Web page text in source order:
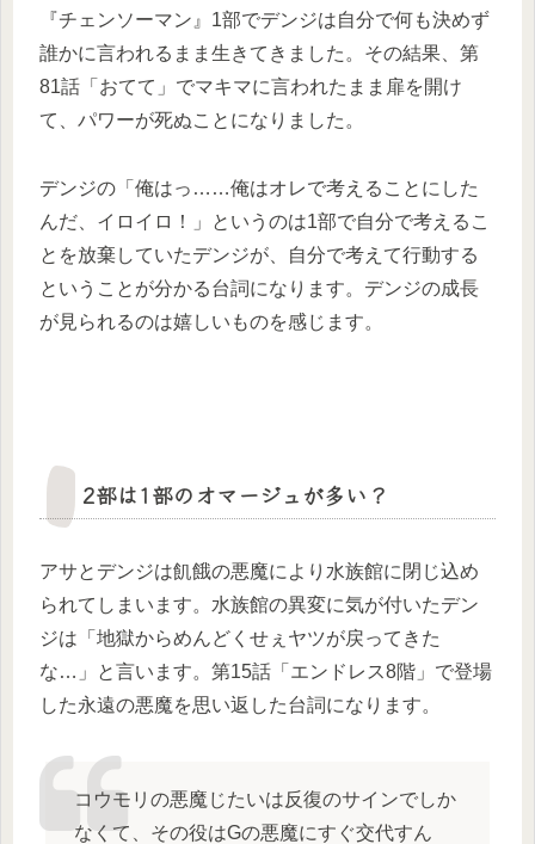
『チェンソーマン』1部でデンジは自分で何も決めず
誰かに言われるまま生きてきました。その結果、第
81話「おてて」でマキマに言われたまま扉を開け
て、パワーが死ぬことになりました。
デンジの「俺はっ……俺はオレで考えることにした
んだ、イロイロ！」というのは1部で自分で考えるこ
とを放棄していたデンジが、自分で考えて行動する
ということが分かる台詞になります。デンジの成長
が見られるのは嬉しいものを感じます。
2部は1部のオマージュが多い？
アサとデンジは飢餓の悪魔により水族館に閉じ込め
られてしまいます。水族館の異変に気が付いたデン
ジは「地獄からめんどくせぇヤツが戻ってきた
な…」と言います。第15話「エンドレス8階」で登場
した永遠の悪魔を思い返した台詞になります。
コウモリの悪魔じたいは反復のサインでしか
なくて、その役はGの悪魔にすぐ交代すん